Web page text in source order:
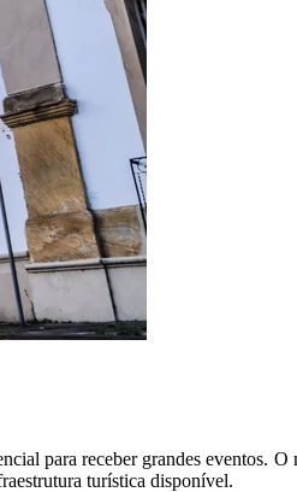
para receber grandes eventos.
turística disponível.